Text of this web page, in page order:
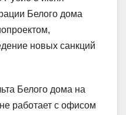
Белого дома
новых санкций
Белого дома на
работает с офисом